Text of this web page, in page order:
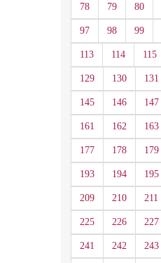
78 79 80
97 98 99
113 114 115
129 130 131
145 146 147
161 162 163
177 178 179
193 194 195
209 210 211
225 226 227
241 242 243